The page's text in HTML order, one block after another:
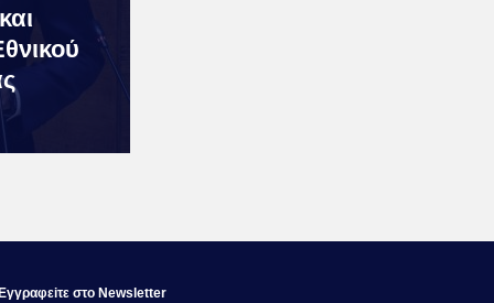
στο Newsletter